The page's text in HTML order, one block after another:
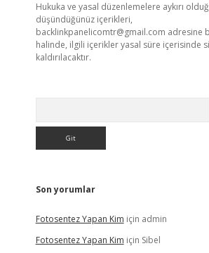
Hukuka ve yasal düzenlemelere aykırı
düşündüğünüz içerikleri,
backlinkpanelicomtr@gmail.com adresine
halinde, ilgili içerikler yasal süre içerisinde
kaldırılacaktır.
Son yorumlar
Fotosentez Yapan Kim için admin
Fotosentez Yapan Kim için Sibel